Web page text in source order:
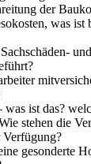
der
was ist
was ist das?
stehen die
gesonderte